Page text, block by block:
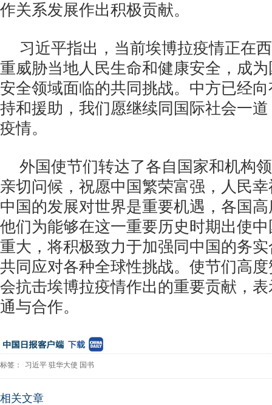
作关系发展作出积极贡献。
习近平指出，当前埃博拉疫情正在
重威胁当地人民生命和健康安全，成
安全领域面临的共同挑战。中方已经
持和援助，我们愿继续同国际社会一
疫情。
外国使节们转达了各自国家和机构
亲切问候，祝愿中国繁荣富强，人民
中国的发展对世界是重要机遇，各国
他们为能够在这一重要历史时期出使
重大，将积极致力于加强同中国的务
共同应对各种全球性挑战。使节们高
会抗击埃博拉疫情作出的重要贡献，
通与合作。
标签： 习近平 驻华大使 国书
相关文章